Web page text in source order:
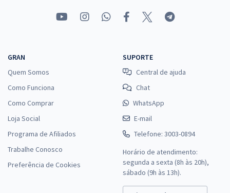
GRAN
Quem Somos
Como Funciona
Como Comprar
Loja Social
Programa de Afiliados
Trabalhe Conosco
Preferência de Cookies
SUPORTE
Central de ajuda
Chat
WhatsApp
E-mail
Telefone: 3003-0894
Horário de atendimento:
segunda a sexta (8h às 20h),
sábado (9h às 13h).